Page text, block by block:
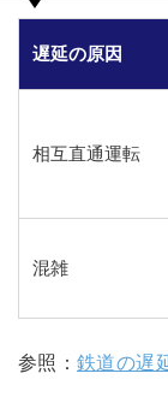
遅延の原因
相互直通運転
混雑
参照：鉄道の遅